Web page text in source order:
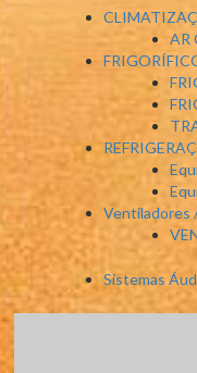
AR
Ventiladores
Sistemas